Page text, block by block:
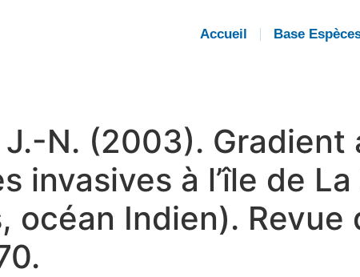
Accueil Base
J.-N. (2003).
invasives à l’île de
Indien). Revue